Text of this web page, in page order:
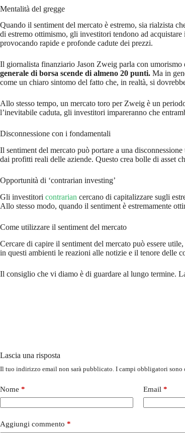
Mentalità del gregge
Quando il sentiment del mercato è estremo, sia rialzista
di estremo ottimismo, gli investitori tendono ad
provocando rapide e profonde cadute dei prezzi.
Il giornalista finanziario Jason Zweig parla con
generale di borsa scende di almeno 20 punti. Ma in
come un chiaro sintomo del fatto che, in realtà, si
Allo stesso tempo, un mercato toro per Zweig è un
l’inevitabile caduta, gli investitori impareranno che
Disconnessione con i fondamentali
Il sentiment del mercato può portare a una
dai profitti reali delle aziende. Questo crea bolle di asset
Opportunità di ‘contrarian investing’
Gli investitori contrarian cercano di capitalizzare sugli
Allo stesso modo, quando il sentiment è estremamente
Come utilizzare il sentiment del mercato
Cercare di capire il sentiment del mercato può essere
in questi ambienti le reazioni alle notizie e il tenore delle
Il consiglio che vi diamo è di guardare al lungo termine.
Lascia una risposta
Il tuo indirizzo email non sarà pubblicato. I campi obbligatori sono
Nome * Email *
Aggiungi commento *